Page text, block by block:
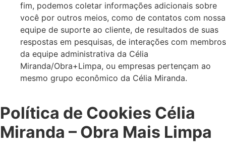
fim, podemos coletar informações adicionais sobre
você por outros meios, como de contatos com nossa
equipe de suporte ao cliente, de resultados de suas
respostas em pesquisas, de interações com membros
da equipe administrativa da Célia
Miranda/Obra+Limpa, ou empresas pertençam ao
mesmo grupo econômico da Célia Miranda.
Política de Cookies Célia
Miranda – Obra Mais Limpa